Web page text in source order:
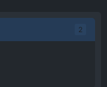
2